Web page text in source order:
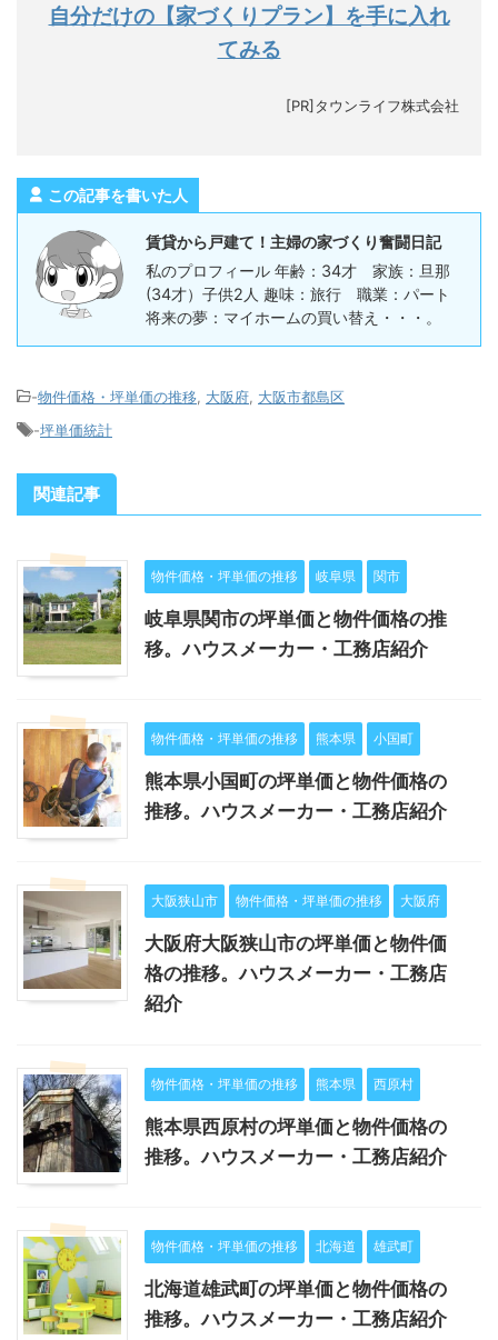
自分だけの【家づくりプラン】を手に入れ
てみる
[PR]タウンライフ株式会社
この記事を書いた人
賃貸から戸建て！主婦の家づくり奮闘日記
私のプロフィール 年齢：34才 家族：旦那
(34才）子供2人 趣味：旅行 職業：パート
将来の夢：マイホームの買い替え・・・。
-物件価格・坪単価の推移, 大阪府, 大阪市都島区
-坪単価統計
関連記事
物件価格・坪単価の推移 岐阜県 関市
岐阜県関市の坪単価と物件価格の推
移。ハウスメーカー・工務店紹介
物件価格・坪単価の推移 熊本県 小国町
熊本県小国町の坪単価と物件価格の
推移。ハウスメーカー・工務店紹介
大阪狭山市 物件価格・坪単価の推移 大阪府
大阪府大阪狭山市の坪単価と物件価
格の推移。ハウスメーカー・工務店
紹介
物件価格・坪単価の推移 熊本県 西原村
熊本県西原村の坪単価と物件価格の
推移。ハウスメーカー・工務店紹介
物件価格・坪単価の推移 北海道 雄武町
北海道雄武町の坪単価と物件価格の
推移。ハウスメーカー・工務店紹介